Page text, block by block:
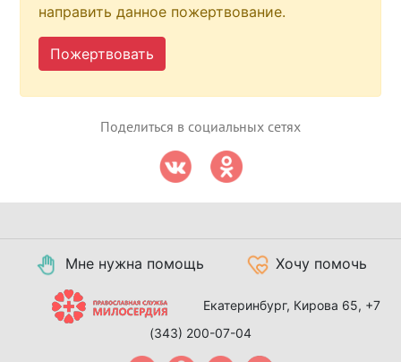
направить данное пожертвование.
Пожертвовать
Поделиться в социальных сетях
Мне нужна помощь Хочу помочь
Екатеринбург, Кирова 65, +7
(343) 200-07-04